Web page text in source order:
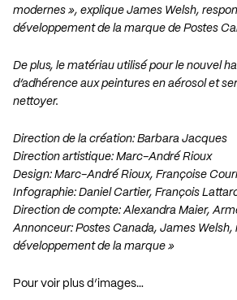
modernes », explique James Welsh,
développement de la marque de Postes
De plus, le matériau utilisé pour le nouvel
d’adhérence aux peintures en aérosol et
nettoyer.
Direction de la création: Barbara Jacques
Direction artistique: Marc-André Rioux
Design: Marc-André Rioux, Françoise
Infographie: Daniel Cartier, François
Direction de compte: Alexandra Maier,
Annonceur: Postes Canada, James Welsh,
développement de la marque »
Pour voir plus d’images…